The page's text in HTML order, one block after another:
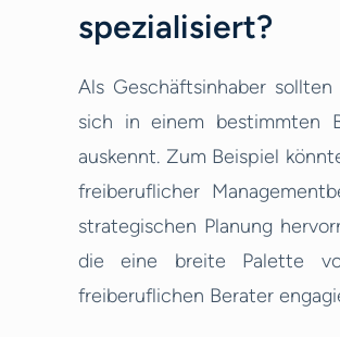
spezialisiert?
Als Geschäftsinhaber
sich in einem bestimmten
auskennt. Zum Beispiel
freiberuflicher
strategischen Planung
die eine breite Palette
freiberuflichen Berater